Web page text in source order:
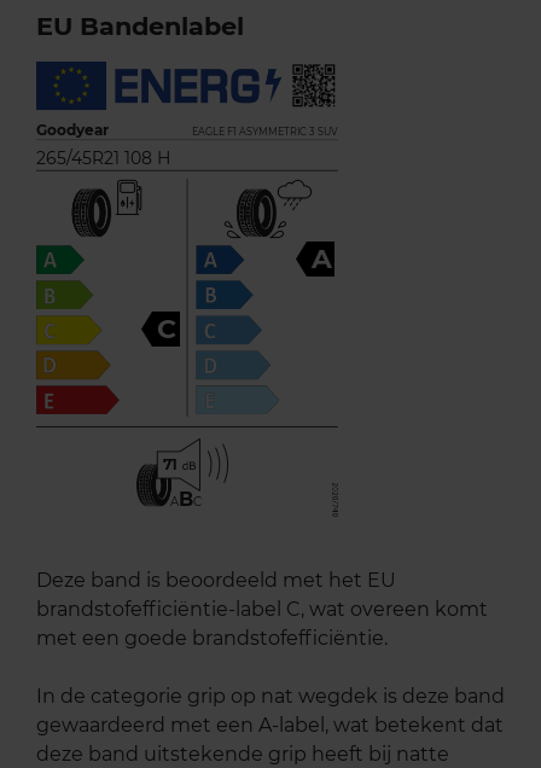
EU Bandenlabel
Goodyear EAGLE F1 ASYMMETRIC 3 SUV
265/45R21 108 H
C
A
71
ABC
Deze band is beoordeeld met het EU
brandstofefficiëntie-label C, wat overeen komt
met een goede brandstofefficiëntie.
In de categorie grip op nat wegdek is deze band
gewaardeerd met een A-label, wat betekent dat
deze band uitstekende grip heeft bij natte